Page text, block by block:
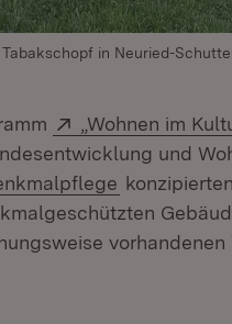
in Neuried-
Extern:
„Wohnen im
und
(Öffnet in